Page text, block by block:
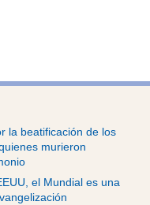
la beatificación de los
murieron
el Mundial es una